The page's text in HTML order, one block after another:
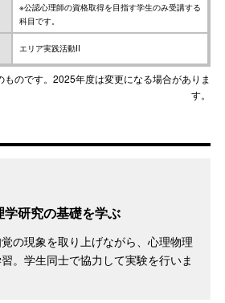
※公認心理師の資格取得を目指す学生のみ受講する
科目です。
エリア実践活動II
のです。2025年度は変更になる場合がありま
す。
研究の基礎を学ぶ
の現象を取り上げながら、心理物理
。学生同士で協力して実験を行いま